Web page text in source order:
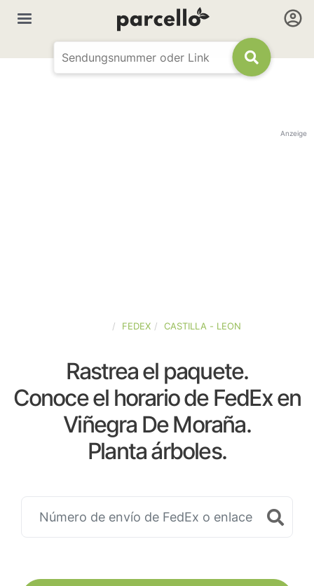
Anzeige
FEDEX CASTILLA - LEON
Rastrea el paquete.
Conoce el horario de FedEx en
Viñegra De Moraña.
Planta árboles.